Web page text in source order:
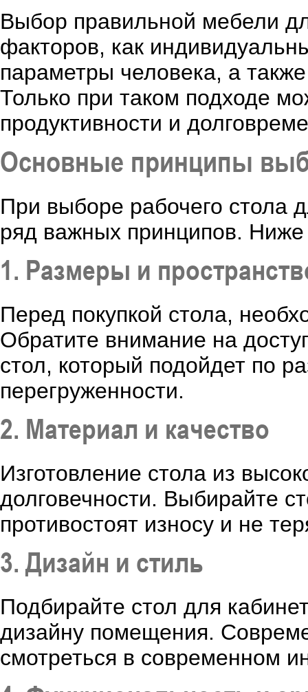
Выбор правильной мебели
факторов, как
параметры человека, а
Только при таком подходе
продуктивности и
Основные принципы
При выборе рабочего стола
ряд важных принципов.
1. Размеры и
Перед покупкой стола,
Обратите внимание на
стол, который подойдет по
перегруженности.
2. Материал и качество
Изготовление стола из
долговечности. Выбирайте
противостоят износу и не
3. Дизайн и стиль
Подбирайте стол для
дизайну помещения.
смотреться в современном